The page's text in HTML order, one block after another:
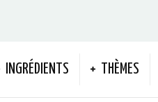
INGRÉDIENTS THÈMES